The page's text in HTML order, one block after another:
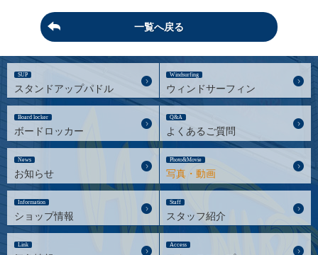
一覧へ戻る
SUP
スタンドアップパドル
Windsurfing
ウィンドサーフィン
Board locker
ボードロッカー
Q&A
よくあるご質問
News
お知らせ
Photo&Movie
写真・動画
Information
ショップ情報
Staff
スタッフ紹介
Link Access